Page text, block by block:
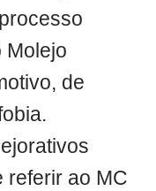
Molejo
de
referir ao MC